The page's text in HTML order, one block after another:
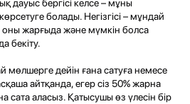
дауыс бергісі келсе – мұны
болады. Негізгісі – мұндай
оны жарғыда және мүмкін болса
бекіту.
мөлшерге дейін ғана сатуға немесе
айтқанда, егер сіз 50% жарна
сата аласыз. Қатысушы өз үлесін бір